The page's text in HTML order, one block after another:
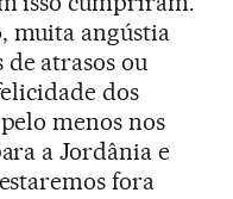
muita angústia
atrasos ou
dos
menos nos
a Jordânia e
fora